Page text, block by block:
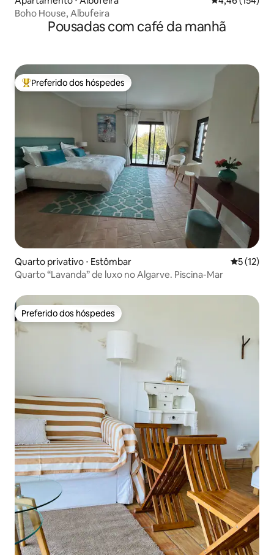
Boho House, Albufeira
Pousadas com café da manhã
Entre os melhores preferidos dos hóspedes
Preferido dos hóspedes
Quarto privativo ⋅ Estômbar 5 de uma
5 (12)
Quarto “Lavanda” de luxo no Algarve. Piscina-Mar
Preferido dos hóspedes
Preferido dos hóspedes